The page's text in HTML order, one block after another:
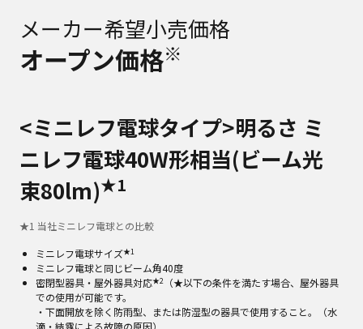
メーカー希望小売価格
オープン価格※
<ミニレフ電球タイプ>明るさ ミ
ニレフ電球40W形相当(ビーム光
束80lm)★1
★1 当社ミニレフ電球との比較
ミニレフ電球サイズ★1
ミニレフ電球と同じビーム角40度
密閉型器具・屋外器具対応★2
（★以下の条件を満たす場合、屋外器具
での使用が可能です。
・下面開放を除く防雨型、または防湿型の器具で使用すること。（水
滴・結露による故障の原因）